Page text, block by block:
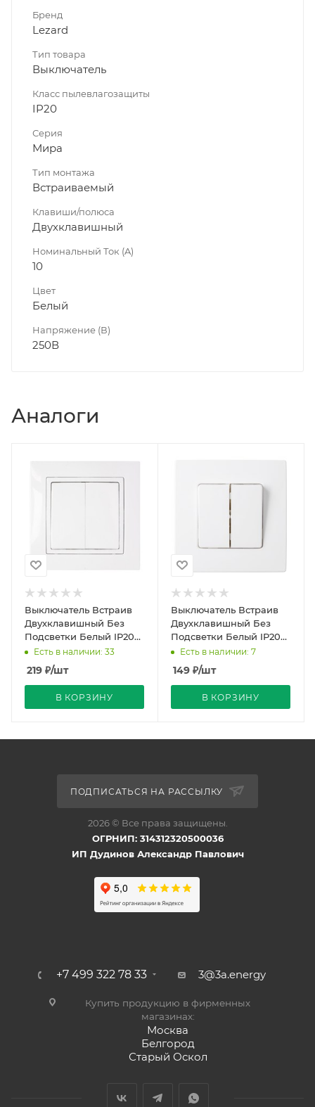
Бренд
Lezard
Тип товара
Выключатель
Класс пылевлагозащиты
IP20
Серия
Мира
Тип монтажа
Встраиваемый
Клавиши/полюса
Двухклавишный
Номинальный Ток (A)
10
Цвет
Белый
Напряжение (В)
250В
Аналоги
Выключатель Встраив
Двухклавишный Без
Подсветки Белый IP20
10А 250В Уют Bylectrica
Есть в наличии: 33
219 ₽/шт
В КОРЗИНУ
Выключатель Встраив
Двухклавишный Без
Подсветки Белый IP20
10А 250В Мастер
Bylectrica
Есть в наличии: 7
149 ₽/шт
В КОРЗИНУ
ПОДПИСАТЬСЯ НА РАССЫЛКУ
2026 © Все права защищены.
ОГРНИП: 314312320500036
ИП Дудинов Александр Павлович
+7 499 322 78 33 3@3a.energy
Купить продукцию в фирменных
магазинах:
Москва
Белгород
Старый Оскол